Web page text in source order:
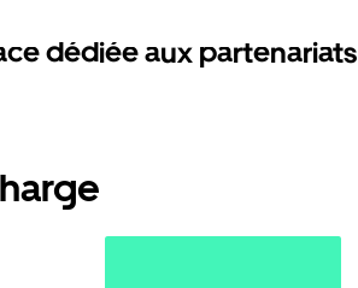
dédiée aux partenariats